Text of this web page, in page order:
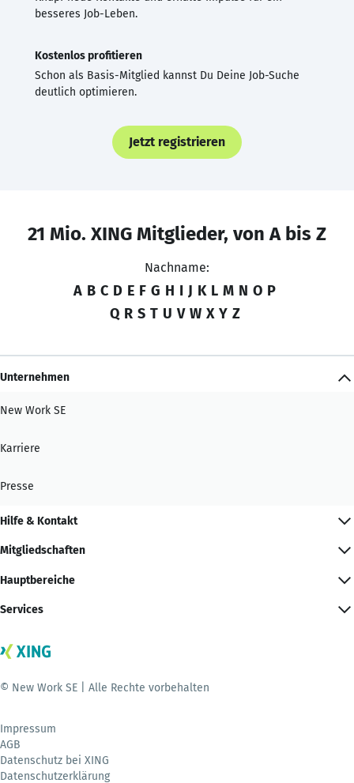
besseres Job-Leben.
Kostenlos profitieren
Schon als Basis-Mitglied kannst Du Deine Job-Suche
deutlich optimieren.
Jetzt registrieren
21 Mio. XING Mitglieder, von A bis Z
Nachname:
A B C D E F G H I J K L M N O P
Q R S T U V W X Y Z
Unternehmen
New Work SE
Karriere
Presse
Hilfe & Kontakt
Mitgliedschaften
Hauptbereiche
Services
© New Work SE | Alle Rechte vorbehalten
Impressum
AGB
Datenschutz bei XING
Datenschutzerklärung